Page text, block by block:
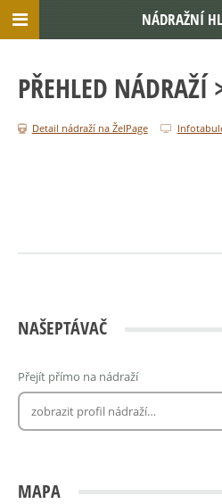
PŘEHLED NÁDRAŽÍ
Detail nádraží na ŽelPage
NAŠEPTÁVAČ
Přejít přímo na nádraží
MAPA
NÁDRAŽNÍ